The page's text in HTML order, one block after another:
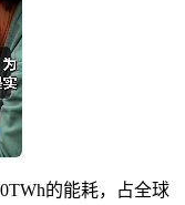
的能耗，占全球